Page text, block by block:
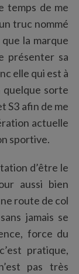
temps de me
truc nommé
la marque
présenter sa
elle qui est à
quelque sorte
S3 afin de me
actuelle
sportive.
d’être le
aussi bien
route de col
jamais se
force du
pratique,
pas très